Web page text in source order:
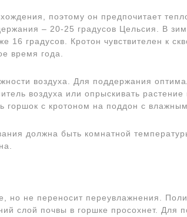
поэтому он предпочитает
– 20-25 градусов Цельсия. В
16 градусов. Кротон чувствителен к
время года.
воздуха. Для поддержания
воздуха или опрыскивать растение
горшок с кротоном на поддон с
должна быть комнатной
но не переносит переувлажнения.
слой почвы в горшке просохнет. Для